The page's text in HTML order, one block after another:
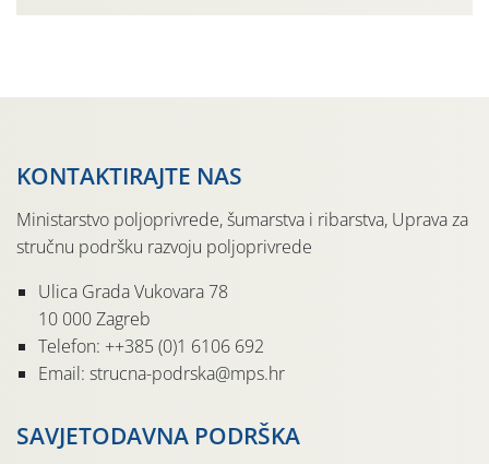
KONTAKTIRAJTE NAS
Ministarstvo poljoprivrede, šumarstva i ribarstva, Uprava za
stručnu podršku razvoju poljoprivrede
Ulica Grada Vukovara 78
10 000 Zagreb
Telefon: ++385 (0)1 6106 692
Email: strucna-podrska@mps.hr
SAVJETODAVNA PODRŠKA